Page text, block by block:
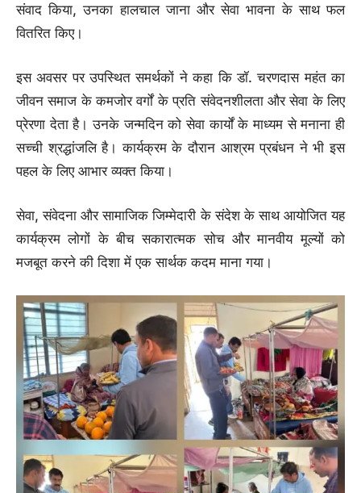
संवाद किया, उनका हालचाल जाना और सेवा भावना के साथ फल
वितरित किए।
इस अवसर पर उपस्थित समर्थकों ने कहा कि डॉ. चरणदास महंत का
जीवन समाज के कमजोर वर्गों के प्रति संवेदनशीलता और सेवा के लिए
प्रेरणा देता है। उनके जन्मदिन को सेवा कार्यों के माध्यम से मनाना ही
सच्ची श्रद्धांजलि है। कार्यक्रम के दौरान आश्रम प्रबंधन ने भी इस
पहल के लिए आभार व्यक्त किया।
सेवा, संवेदना और सामाजिक जिम्मेदारी के संदेश के साथ आयोजित यह
कार्यक्रम लोगों के बीच सकारात्मक सोच और मानवीय मूल्यों को
मजबूत करने की दिशा में एक सार्थक कदम माना गया।